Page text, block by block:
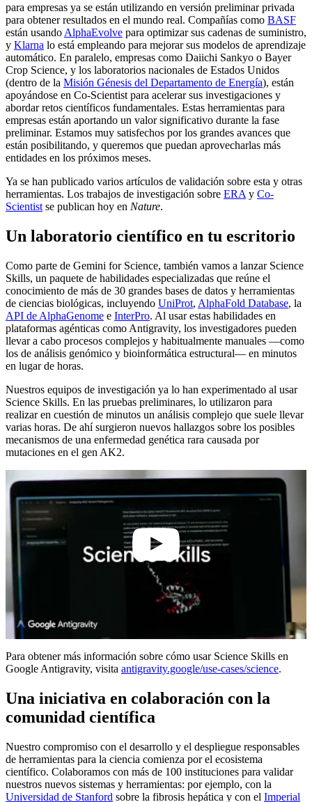
para empresas ya se están utilizando en versión preliminar privada
para obtener resultados en el mundo real. Compañías como BASF
están usando AlphaEvolve para optimizar sus cadenas de suministro,
y Klarna lo está empleando para mejorar sus modelos de aprendizaje
automático. En paralelo, empresas como Daiichi Sankyo o Bayer
Crop Science, y los laboratorios nacionales de Estados Unidos
(dentro de la Misión Génesis del Departamento de Energía), están
apoyándose en Co-Scientist para acelerar sus investigaciones y
abordar retos científicos fundamentales. Estas herramientas para
empresas están aportando un valor significativo durante la fase
preliminar. Estamos muy satisfechos por los grandes avances que
están posibilitando, y queremos que puedan aprovecharlas más
entidades en los próximos meses.
Ya se han publicado varios artículos de validación sobre esta y otras
herramientas. Los trabajos de investigación sobre ERA y Co-
Scientist se publican hoy en Nature.
Un laboratorio científico en tu escritorio
Como parte de Gemini for Science, también vamos a lanzar Science
Skills, un paquete de habilidades especializadas que reúne el
conocimiento de más de 30 grandes bases de datos y herramientas
de ciencias biológicas, incluyendo UniProt, AlphaFold Database, la
API de AlphaGenome e InterPro. Al usar estas habilidades en
plataformas agénticas como Antigravity, los investigadores pueden
llevar a cabo procesos complejos y habitualmente manuales —como
los de análisis genómico y bioinformática estructural— en minutos
en lugar de horas.
Nuestros equipos de investigación ya lo han experimentado al usar
Science Skills. En las pruebas preliminares, lo utilizaron para
realizar en cuestión de minutos un análisis complejo que suele llevar
varias horas. De ahí surgieron nuevos hallazgos sobre los posibles
mecanismos de una enfermedad genética rara causada por
mutaciones en el gen AK2.
2:54
Para obtener más información sobre cómo usar Science Skills en
Google Antigravity, visita antigravity.google/use-cases/science.
Una iniciativa en colaboración con la
comunidad científica
Nuestro compromiso con el desarrollo y el despliegue responsables
de herramientas para la ciencia comienza por el ecosistema
científico. Colaboramos con más de 100 instituciones para validar
nuestros nuevos sistemas y herramientas: por ejemplo, con la
Universidad de Stanford sobre la fibrosis hepática y con el Imperial